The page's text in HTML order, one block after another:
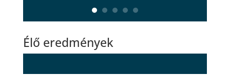
Élő eredmények